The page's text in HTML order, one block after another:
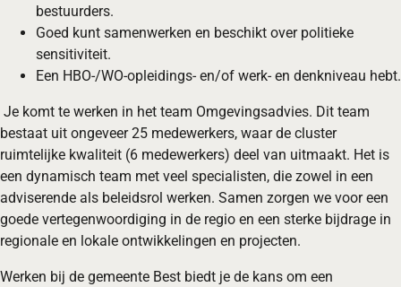
bestuurders.
Goed kunt samenwerken en beschikt over politieke
sensitiviteit.
Een HBO-/WO-opleidings- en/of werk- en denkniveau hebt.
Je komt te werken in het team Omgevingsadvies. Dit team
bestaat uit ongeveer 25 medewerkers, waar de cluster
ruimtelijke kwaliteit (6 medewerkers) deel van uitmaakt. Het is
een dynamisch team met veel specialisten, die zowel in een
adviserende als beleidsrol werken. Samen zorgen we voor een
goede vertegenwoordiging in de regio en een sterke bijdrage in
regionale en lokale ontwikkelingen en projecten.
Werken bij de gemeente Best biedt je de kans om een